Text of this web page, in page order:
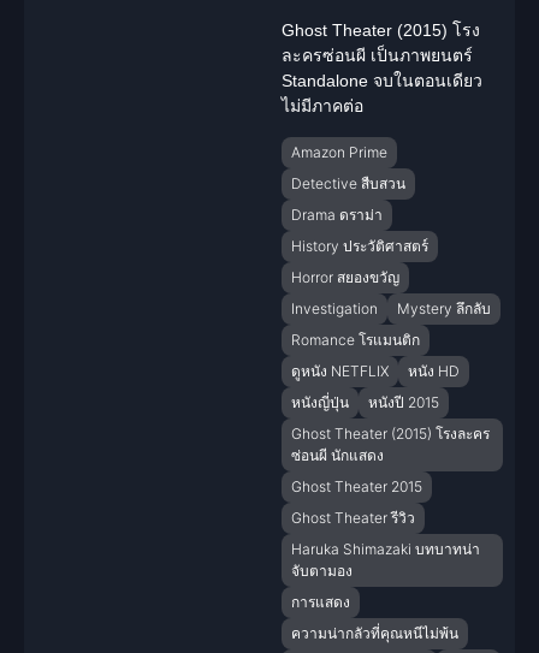
Ghost Theater (2015) โรง
ละครซ่อนผี เป็นภาพยนตร์
Standalone จบในตอนเดียว
ไม่มีภาคต่อ
Amazon Prime
Detective สืบสวน
Drama ดราม่า
History ประวัติศาสตร์
Horror สยองขวัญ
Investigation
Mystery ลึกลับ
Romance โรแมนติก
ดูหนัง NETFLIX
หนัง HD
หนังญี่ปุ่น
หนังปี 2015
Ghost Theater (2015) โรงละคร
ซ่อนผี นักแสดง
Ghost Theater 2015
Ghost Theater รีวิว
Haruka Shimazaki บทบาทน่า
จับตามอง
การแสดง
ความน่ากลัวที่คุณหนีไม่พ้น